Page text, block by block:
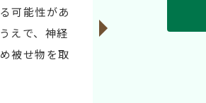
可能性があ
えで、神経
被せ物を取